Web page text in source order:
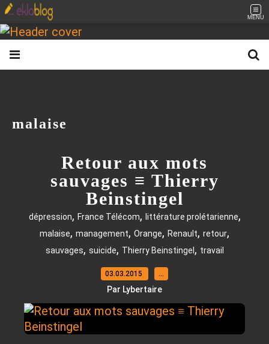
MENU
malaise
Retour aux mots
sauvages ≡ Thierry
Beinstingel
dépression, France Télécom, littérature prolétarienne,
malaise, management, Orange, Renault, retour,
sauvages, suicide, Thierry Beinstingel , travail
03.03.2015 …
Par Lybertaire